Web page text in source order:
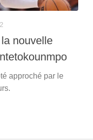
nouvelle
approché par le